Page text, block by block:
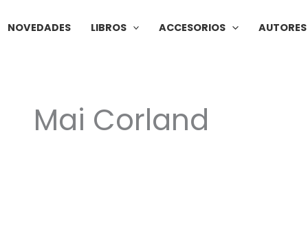
NOVEDADES LIBROS ACCESORIOS AUTORES
Mai Corland